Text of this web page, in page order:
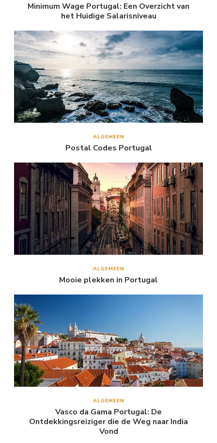
Minimum Wage Portugal: Een Overzicht van
het Huidige Salarisniveau
ALGEMEEN
Postal Codes Portugal
ALGEMEEN
Mooie plekken in Portugal
ALGEMEEN
Vasco da Gama Portugal: De
Ontdekkingsreiziger die de Weg naar India
Vond